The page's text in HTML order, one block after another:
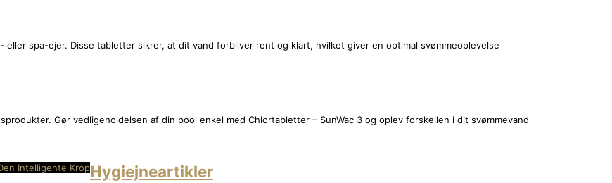
spa-ejer. Disse tabletter sikrer, at dit vand forbliver rent og klart, hvilket giver en optimal svømmeoplevelse
Gør vedligeholdelsen af din pool enkel med Chlortabletter – SunWac 3 og oplev forskellen i dit svømmevand
Intelligente KropHygiejneartikler